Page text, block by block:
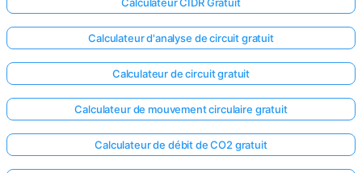
Calculateur d'analyse de circuit gratuit
Calculateur de circuit gratuit
Calculateur de mouvement circulaire gratuit
Calculateur de débit de CO2 gratuit